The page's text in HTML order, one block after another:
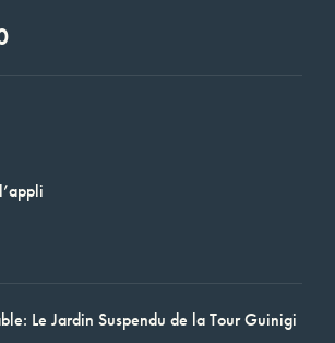
Le Jardin Suspendu de la Tour Guinigi